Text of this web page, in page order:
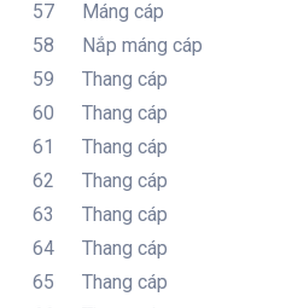
57
Máng cáp
58
Nắp máng cáp
59
Thang cáp
60
Thang cáp
61
Thang cáp
62
Thang cáp
63
Thang cáp
64
Thang cáp
65
Thang cáp